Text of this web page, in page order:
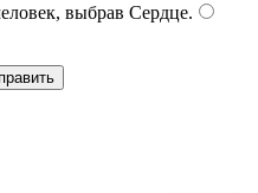
выбрав Сердце.